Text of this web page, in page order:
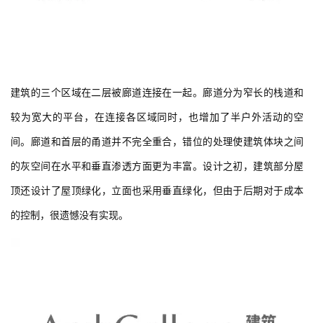
建筑的三个区域在二层被廊道连接在一起。廊道分为窄长的栈道和
较为宽大的平台，在连接各区域同时，也增加了半户外活动的空
间。廊道和首层的甬道并不完全重合，错位的处理使建筑体块之间
的灰空间在水平和垂直渗透方面更为丰富。设计之初，建筑部分屋
顶还设计了屋顶绿化，立面也采用垂直绿化，但由于后期对于成本
的控制，很遗憾没有实现。